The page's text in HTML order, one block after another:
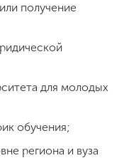
получение
для молодых
обучения;
региона и вуза